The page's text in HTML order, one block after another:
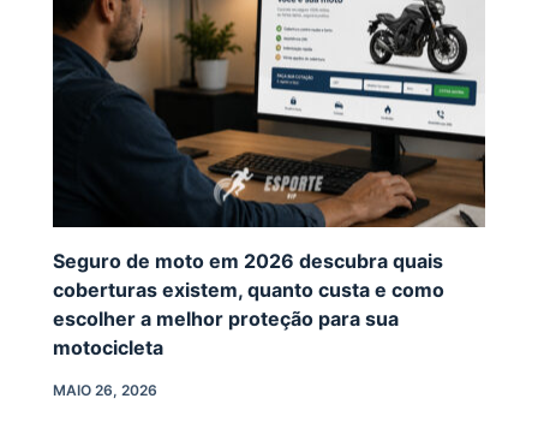
Seguro de moto em 2026 descubra quais
coberturas existem, quanto custa e como
escolher a melhor proteção para sua
motocicleta
MAIO 26, 2026